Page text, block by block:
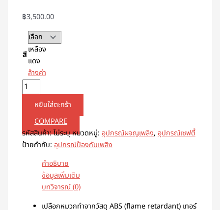
฿3,500.00
สีเหลือง
แดง
ล้างค่า
หยิบใส่ตะกร้า
COMPARE
รหัสสินค้า:ไม่ระบุหมวดหมู่:อุปกรณ์ผจญเพลิง,อุปกรณ์เซฟตี้
ป้ายกำกับ:อุปกรณ์ป้องกันเพลิง
คำอธิบาย
ข้อมูลเพิ่มเติม
บทวิจารณ์ (0)
เปลือกหมวกทำจากวัสดุ ABS (flame retardant) เทอร์